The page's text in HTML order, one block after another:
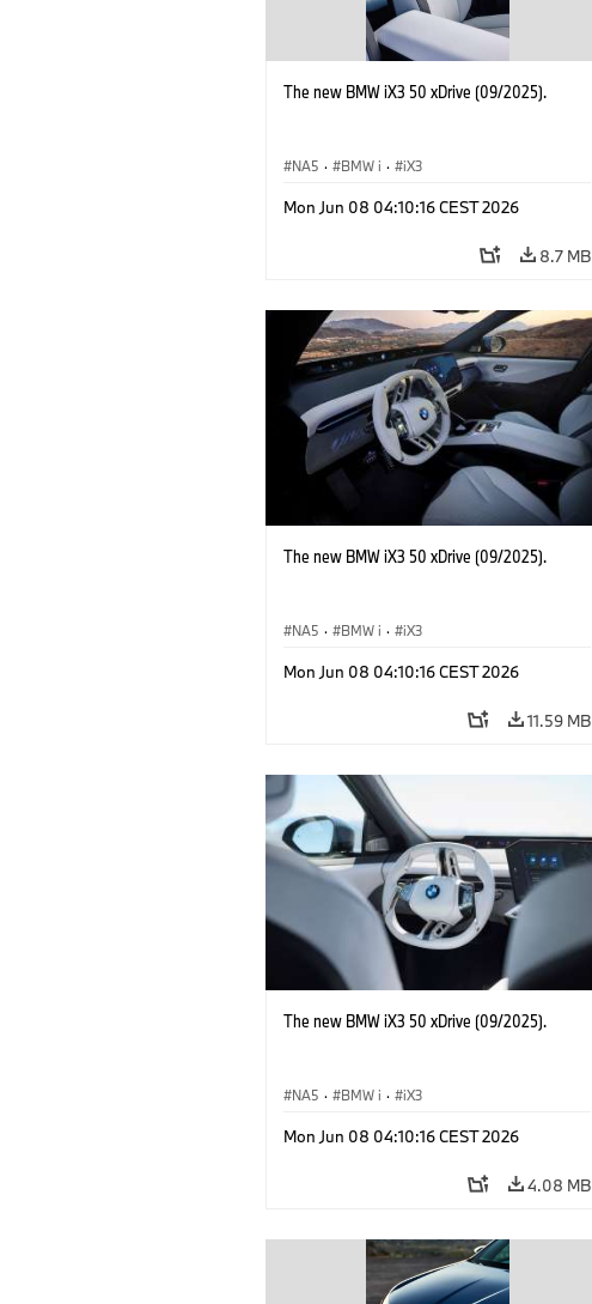
The new BMW iX3 50 xDrive (09/2025).
NA5 · BMW i · iX3
Mon Jun 08 04:10:16 CEST 2026
8.7 MB
The new BMW iX3 50 xDrive (09/2025).
NA5 · BMW i · iX3
Mon Jun 08 04:10:16 CEST 2026
11.59 MB
The new BMW iX3 50 xDrive (09/2025).
NA5 · BMW i · iX3
Mon Jun 08 04:10:16 CEST 2026
4.08 MB